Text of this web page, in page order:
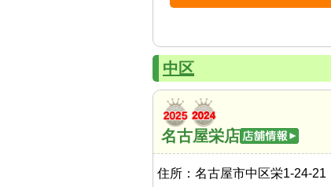
中区
名古屋栄店
住所： 名古屋市中区栄1-24-21